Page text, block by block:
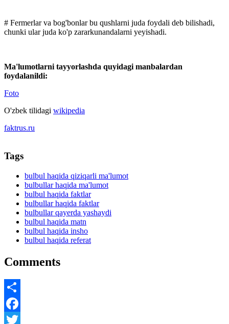
# Fermerlar va bog'bonlar bu qushlarni juda foydali deb bilishadi,
chunki ular juda ko'p zararkunandalarni yeyishadi.
Ma'lumotlarni tayyorlashda quyidagi manbalardan
foydalanildi:
Foto
O'zbek tilidagi wikipedia
faktrus.ru
Tags
bulbul haqida qiziqarli ma'lumot
bulbullar haqida ma'lumot
bulbul haqida faktlar
bulbullar haqida faktlar
bulbullar qayerda yashaydi
bulbul haqida matn
bulbul haqida insho
bulbul haqida referat
Comments
Share
Facebook